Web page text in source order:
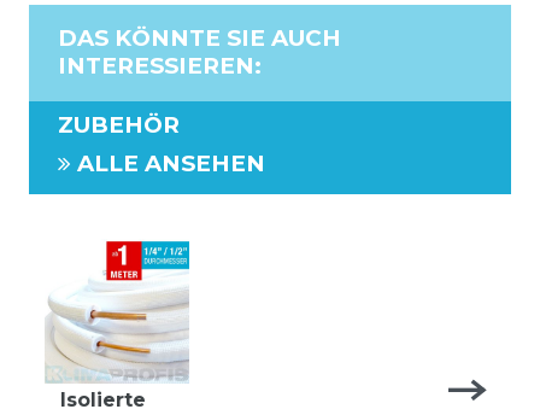
DAS KÖNNTE SIE AUCH
INTERESSIEREN:
ZUBEHÖR
ALLE ANSEHEN
Isolierte